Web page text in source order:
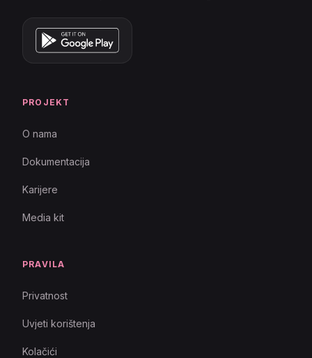
PROJEKT
O nama
Dokumentacija
Karijere
Media kit
PRAVILA
Privatnost
Uvjeti korištenja
Kolačići